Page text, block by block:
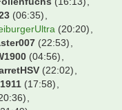
(16:13)
(06:35)
(20:20)
(22:53)
(04:56)
(22:02)
(17:58)